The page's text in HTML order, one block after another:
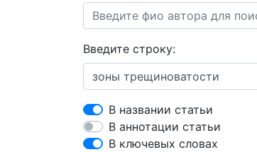
Введите строку:
В названии статьи
В аннотации статьи
В ключевых словах